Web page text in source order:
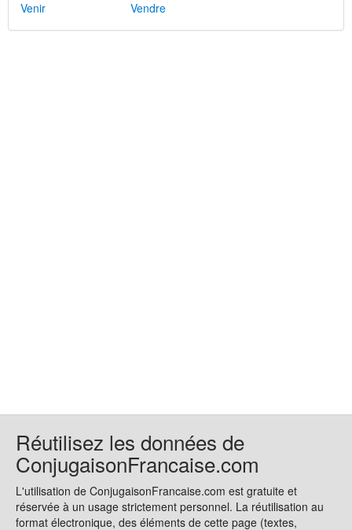
Venir
Vendre
Réutilisez les données de
ConjugaisonFrancaise.com
L'utilisation de ConjugaisonFrancaise.com est gratuite et
réservée à un usage strictement personnel. La réutilisation au
format électronique, des éléments de cette page (textes,